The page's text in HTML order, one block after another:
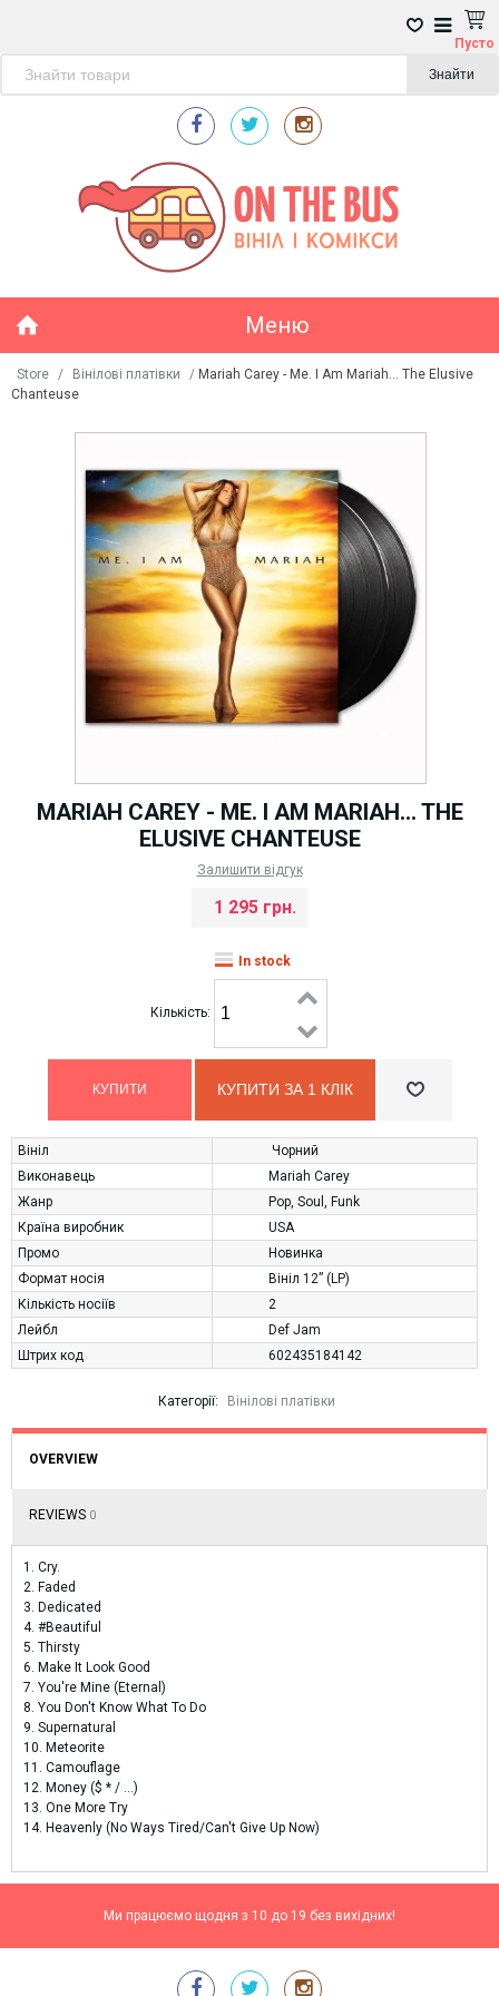
Пусто
Знайти
Меню
Store / Вінілові платівки / Mariah Carey - Me. I Am Mariah... The Elusive
Chanteuse
MARIAH CAREY - ME. I AM MARIAH... THE
ELUSIVE CHANTEUSE
Залишити відгук
1 295 грн.
In stock
Кількість:
КУПИТИ ЗА 1 КЛIК
Вініл
Чорний
Виконавець
Mariah Carey
Жанр
Pop Soul
Funk
Країна виробник
USA
Промо
Новинка
Формат носія
Вініл 12” (LP)
Кількість носіїв
2
Лейбл
Def Jam
Штрих код
602435184142
Категорії: Вінілові платівки
OVERVIEW
REVIEWS 0
1. Cry.
2. Faded
3. Dedicated
4. #Beautiful
5. Thirsty
6. Make It Look Good
7. You're Mine (Eternal)
8. You Don't Know What To Do
9. Supernatural
10. Meteorite
11. Camouflage
12. Money ($ * / ...)
13. One More Try
14. Heavenly (No Ways Tired/Can't Give Up Now)
Ми працюємо щодня з 10 до 19 без вихідних!